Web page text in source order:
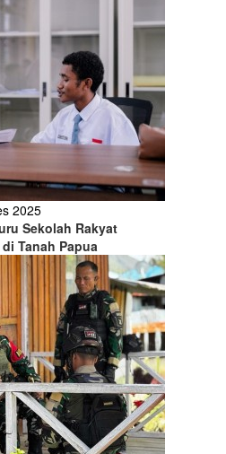
2025
Sekolah Rakyat
Tanah Papua